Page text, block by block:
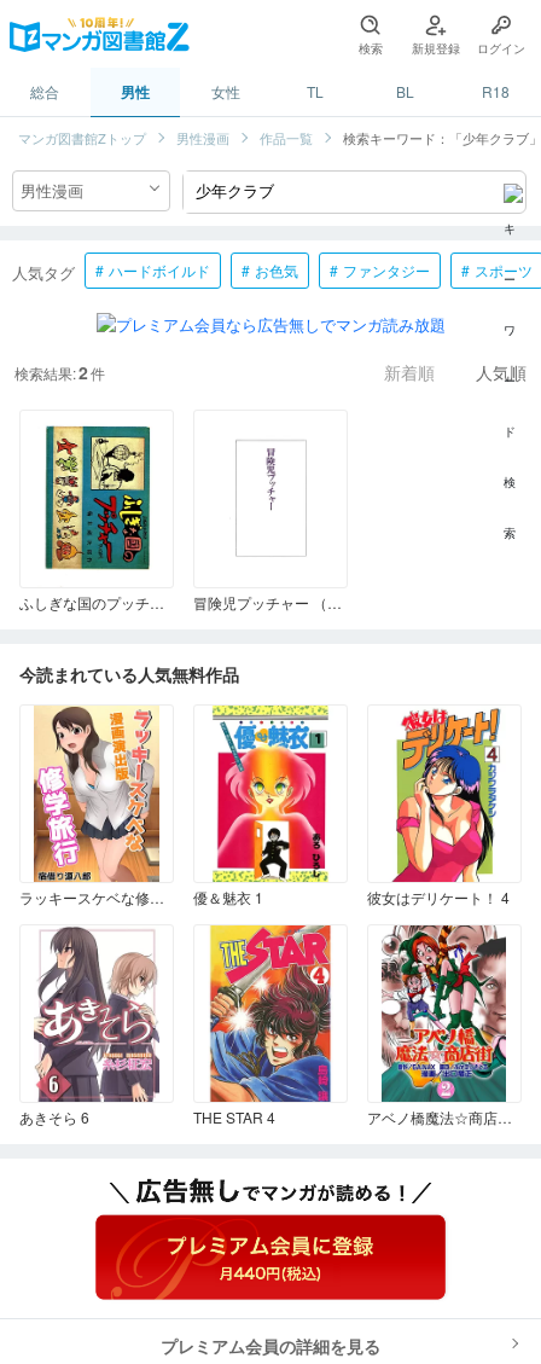
検索 新規登録 ログイン
総合 男性 女性 TL BL R18
マンガ図書館Zトップ 男性漫画 作品一覧 検索キーワード：「少年クラブ」
人気タグ ハードボイルド お色気 ファンタジー スポーツ
検索結果:2件 新着順 人気順
ふしぎな国のプッチャー 冒険児プッチャー （雑誌掲載版）
今読まれている人気無料作品
ラッキースケベな修学旅行 漫画演出版 優＆魅衣 1 彼女はデリケート！ 4
あきそら 6 THE STAR 4 アベノ橋魔法☆商店街 2
プレミアム会員の詳細を見る